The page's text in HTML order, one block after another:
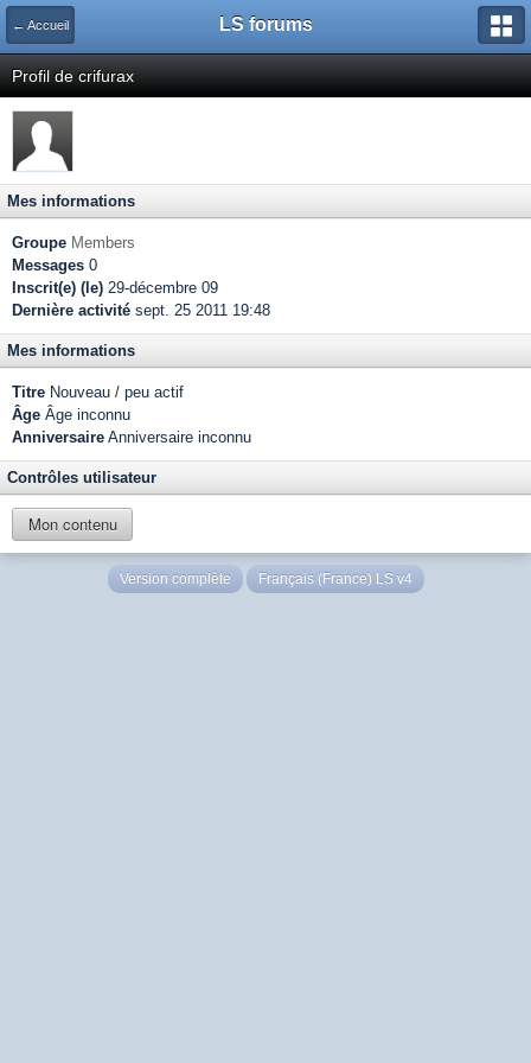
← Accueil LS forums
Profil de crifurax
Mes informations
Groupe Members
Messages 0
Inscrit(e) (le) 29-décembre 09
Dernière activité sept. 25 2011 19:48
Mes informations
Titre Nouveau / peu actif
Âge Âge inconnu
Anniversaire Anniversaire inconnu
Contrôles utilisateur
Mon contenu
Version complète Français (France) LS v4